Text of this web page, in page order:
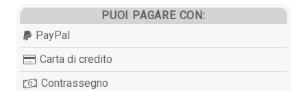
PUOI PAGARE CON:
PayPal
Carta di credito
Contrassegno